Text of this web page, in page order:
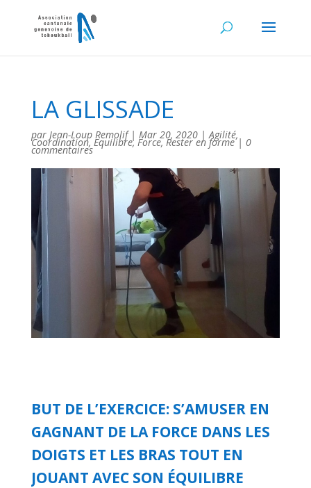
LA GLISSADE
par Jean-Loup Remolif| Mar 20, 2020|Agilité,
Coordination,Equilibre, Force,Rester en forme| 0
commentaires
BUT DE L’EXERCICE: S’AMUSER EN
GAGNANT DE LA FORCE DANS LES
DOIGTS ET LES BRAS TOUT EN
JOUANT AVEC SON ÉQUILIBRE